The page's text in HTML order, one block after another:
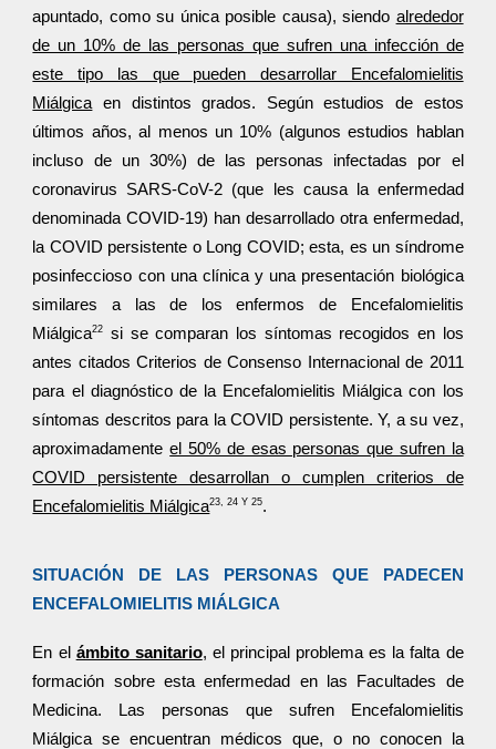
apuntado, como su única posible causa), siendo alrededor
de un 10% de las personas que sufren una infección de
este tipo las que pueden desarrollar Encefalomielitis
Miálgica en distintos grados. Según estudios de estos
últimos años, al menos un 10% (algunos estudios hablan
incluso de un 30%) de las personas infectadas por el
coronavirus SARS-CoV-2 (que les causa la enfermedad
denominada COVID-19) han desarrollado otra enfermedad,
la COVID persistente o Long COVID; esta, es un síndrome
posinfeccioso con una clínica y una presentación biológica
similares a las de los enfermos de Encefalomielitis
Miálgica22
si se comparan los síntomas recogidos en los
antes citados Criterios de Consenso Internacional de 2011
para el diagnóstico de la Encefalomielitis Miálgica con los
síntomas descritos para la COVID persistente. Y, a su vez,
aproximadamenteel 50% de esas personas que sufren la
COVID persistente desarrollan o cumplen criterios de
Encefalomielitis Miálgica23, 24 Y 25.
SITUACIÓN DE LAS PERSONAS QUE PADECEN
ENCEFALOMIELITIS MIÁLGICA
En el ámbito sanitario, el principal problema es la falta de
formación sobre esta enfermedad en las Facultades de
Medicina. Las personas que sufren Encefalomielitis
Miálgica se encuentran médicos que, o no conocen la